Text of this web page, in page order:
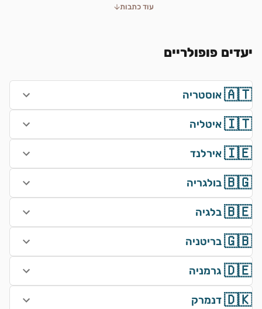
עוד כתבות
יעדים פופולריים
🇦🇹אוסטריה
🇮🇹איטליה
🇮🇪אירלנד
🇧🇬בולגריה
🇧🇪בלגיה
🇬🇧בריטניה
🇩🇪גרמניה
🇩🇰דנמרק